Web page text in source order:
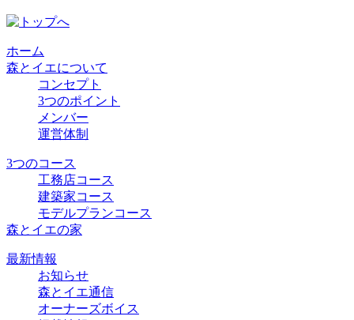
ホーム
森とイエについて
コンセプト
3つのポイント
メンバー
運営体制
3つのコース
工務店コース
建築家コース
モデルプランコース
森とイエの家
最新情報
お知らせ
森とイエ通信
オーナーズボイス